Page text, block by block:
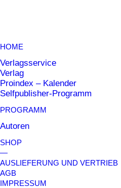
HOME
Verlagsservice
Verlag
Proindex – Kalender
Selfpublisher-Programm
PROGRAMM
Autoren
SHOP
—
AUSLIEFERUNG UND VERTRIEB
AGB
IMPRESSUM